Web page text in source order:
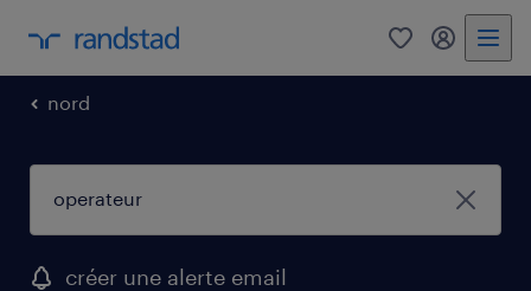
0 mon
nord
créer une alerte email